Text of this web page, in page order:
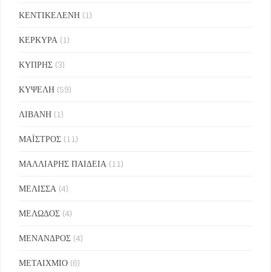
ΚΕΝΤΙΚΕΛΕΝΗ (1)
ΚΕΡΚΥΡΑ (1)
ΚΥΠΡΗΣ (3)
ΚΥΨΕΛΗ (59)
ΛΙΒΑΝΗ (1)
ΜΑΪΣΤΡΟΣ (11)
ΜΑΛΛΙΑΡΗΣ ΠΑΙΔΕΙΑ (11)
ΜΕΛΙΣΣΑ (4)
ΜΕΛΩΔΟΣ (4)
ΜΕΝΑΝΔΡΟΣ (4)
ΜΕΤΑΙΧΜΙΟ (6)